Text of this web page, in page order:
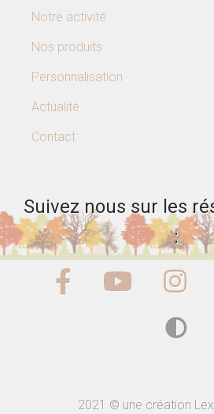
Notre activité
Nos produits
Personnalisation
Actualité
Contact
Suivez nous sur les
:
2021 © une création